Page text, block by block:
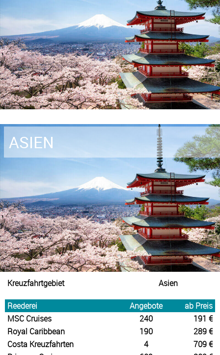
ASIEN
Kreuzfahrtgebiet Asien
Reederei Angebote
ab Preis
MSC Cruises
240
191 €
Royal Caribbean
190
289 €
Costa Kreuzfahrten
4
709 €